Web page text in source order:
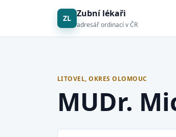
ZL Zubní lékaři
adresář ordinací v ČR
LITOVEL, OKRES OLOMOUC
MUDr.